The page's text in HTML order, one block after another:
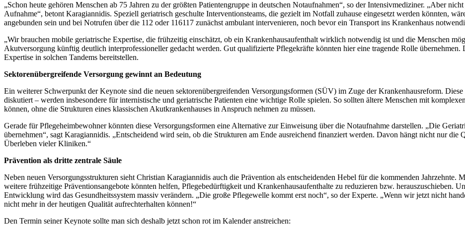
„Schon heute gehören Menschen ab 75 Jahren zu der größten Patientengruppe in deutschen Notaufnahmen“, so der Intensivmediziner. „Aber
Aufnahme“, betont Karagiannidis. Speziell geriatrisch geschulte Interventionsteams, die gezielt im Notfall zuhause eingesetzt werden könnten,
angebunden sein und bei Notrufen über die 112 oder 116117 zunächst ambulant intervenieren, noch bevor ein Transport ins Krankenhaus
„Wir brauchen mobile geriatrische Expertise, die frühzeitig einschätzt, ob ein Krankenhausaufenthalt wirklich notwendig ist und die Menschen
Akutversorgung künftig deutlich interprofessioneller gedacht werden. Gut qualifizierte Pflegekräfte könnten hier eine tragende Rolle
Expertise in solchen Tandems bereitstellen.
Sektorenübergreifende Versorgung gewinnt an Bedeutung
Ein weiterer Schwerpunkt der Keynote sind die neuen sektorenübergreifenden Versorgungsformen (SÜV) im Zuge der Krankenhausreform.
diskutiert – werden insbesondere für internistische und geriatrische Patienten eine wichtige Rolle spielen. So sollten ältere Menschen mit
können, ohne die Strukturen eines klassischen Akutkrankenhauses in Anspruch nehmen zu müssen.
Gerade für Pflegeheimbewohner könnten diese Versorgungsformen eine Alternative zur Einweisung über die Notaufnahme darstellen. „Die
übernehmen“, sagt Karagiannidis. „Entscheidend wird sein, ob die Strukturen am Ende ausreichend finanziert werden. Davon hängt nicht nur die
Überleben vieler Kliniken.“
Prävention als dritte zentrale Säule
Neben neuen Versorgungsstrukturen sieht Christian Karagiannidis auch die Prävention als entscheidenden Hebel für die kommenden
weitere frühzeitige Präventionsangebote könnten helfen, Pflegebedürftigkeit und Krankenhausaufenthalte zu reduzieren bzw. herauszuschieben.
Entwicklung wird das Gesundheitssystem massiv verändern. „Die große Pflegewelle kommt erst noch“, so der Experte. „Wenn wir jetzt nicht
nicht mehr in der heutigen Qualität aufrechterhalten können!“
Den Termin seiner Keynote sollte man sich deshalb jetzt schon rot im Kalender anstreichen: